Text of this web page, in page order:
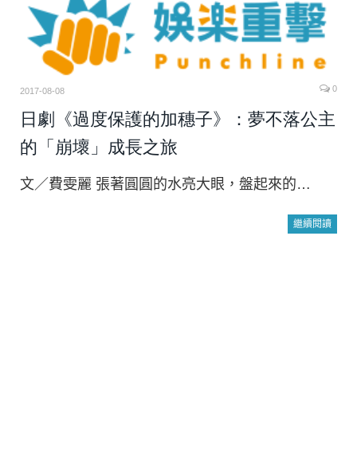
2017-08-08 0
日劇《過度保護的加穗子》：夢不落公主
的「崩壞」成長之旅
文／費雯麗 張著圓圓的水亮大眼，盤起來的…
繼續閱讀